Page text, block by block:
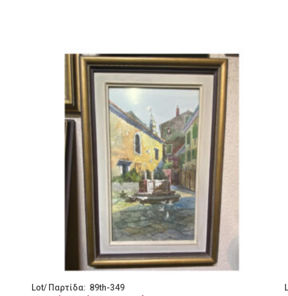
Lot/ Παρτίδα: 89th-349